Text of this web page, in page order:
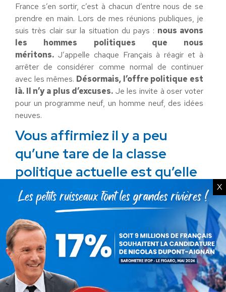
France s’en sortir, c’est à chacun d’entre nous de se
prendre en main. Lors de mes réunions publiques, je
suis très clair sur la situation du pays : nous avons
les hommes politiques que nous
méritons. J’appelle chaque Français à réagir et à
arrêter de considérer comme normal de continuer
avec les mêmes. Désormais, l’offre politique est
là. Il n’y a plus d’excuses. Je les invite à oser voter
pour un programme neuf, un homme neuf, des idées
neuves.
Vous affirmiez il y a peu
qu’une tare de la classe
politique actuelle est qu’elle
est incapable d’avoir une
action politique réelle sur la
situation très inquiétante
dans laquelle se trouve notre
tourisme aujourd’hui. En
contre-exemple, vous citez
X